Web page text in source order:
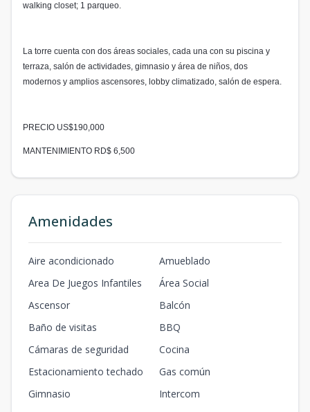
walking closet; 1 parqueo.
La torre cuenta con dos áreas sociales, cada una con su piscina y
terraza, salón de actividades, gimnasio y área de niños, dos
modernos y amplios ascensores, lobby climatizado, salón de espera.
PRECIO US$190,000
MANTENIMIENTO RD$ 6,500
Amenidades
Aire acondicionado
Amueblado
Area De Juegos Infantiles
Área Social
Ascensor
Balcón
Baño de visitas
BBQ
Cámaras de seguridad
Cocina
Estacionamiento techado
Gas común
Gimnasio
Intercom